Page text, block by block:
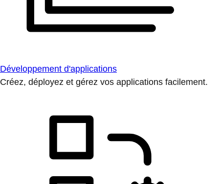
Développement d'applications
Créez, déployez et gérez vos applications facilement.